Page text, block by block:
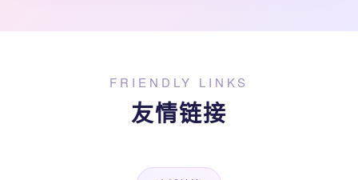
FRIENDLY LINKS
友情链接